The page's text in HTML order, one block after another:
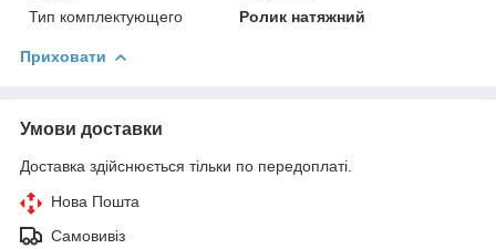
Тип комплектующего
Ролик натяжний
Приховати
Умови доставки
Доставка здійснюється тільки по передоплаті.
Нова Пошта
Самовивіз